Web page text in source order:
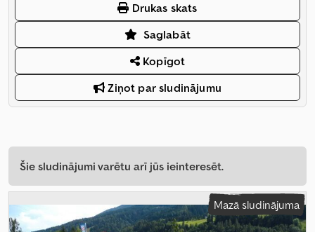
Drukas skats
Saglabāt
Kopīgot
Ziņot par sludinājumu
Šie sludinājumi varētu arī jūs ieinteresēt.
Mazā sludinājuma